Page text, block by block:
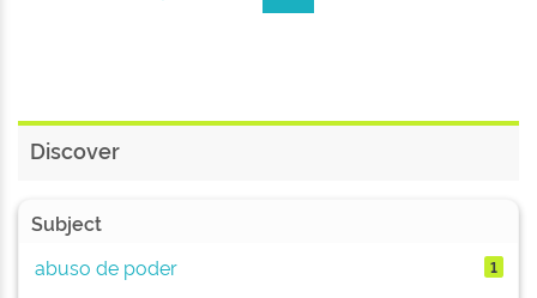
Discover
Subject
abuso de poder
1